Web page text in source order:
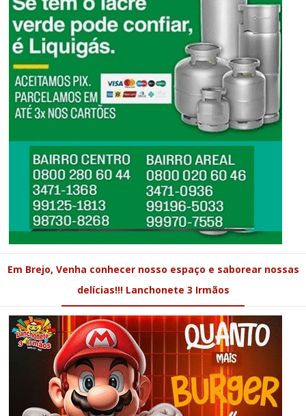
Em Brejo, Venha conhecer nosso espaço e saborear nossas
delícias!!! Lanchonete 3 Irmãos